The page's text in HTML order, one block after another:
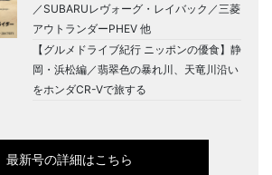
／SUBARUレヴォーグ・レイバック／三菱
アウトランダーPHEV 他
【グルメドライブ紀行 ニッポンの優食】静
岡・浜松編／翡翠色の暴れ川、天竜川沿い
をホンダCR-Vで旅する
最新号の詳細はこちら